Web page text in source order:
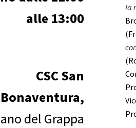
alle 13:00
CSC San
Bonaventura,
del Grappa
​la